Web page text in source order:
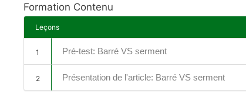
Formation Contenu
Leçons
1 Pré-test: Barré VS serment
2 Présentation de l'article: Barré VS serment